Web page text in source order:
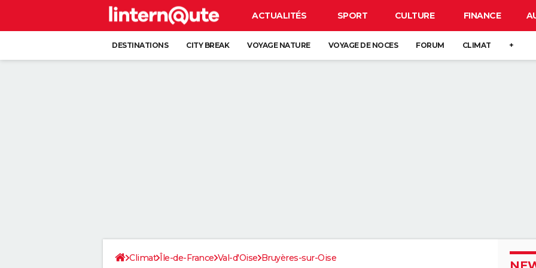
ACTUALITÉS SPORT CULTURE FINANCE
DESTINATIONS CITY BREAK VOYAGE NATURE VOYAGE DE NOCES FORUM CLIMAT +
Climat Île-de-France Val-d'Oise Bruyères-sur-Oise